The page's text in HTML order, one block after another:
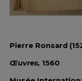
Pierre Ronsard
Œuvres, 1560